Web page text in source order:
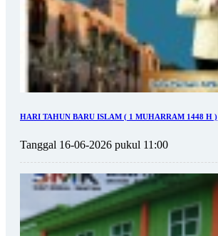
HARI TAHUN BARU ISLAM ( 1 MUHARRAM 1448 H )
Tanggal 16-06-2026 pukul 11:00